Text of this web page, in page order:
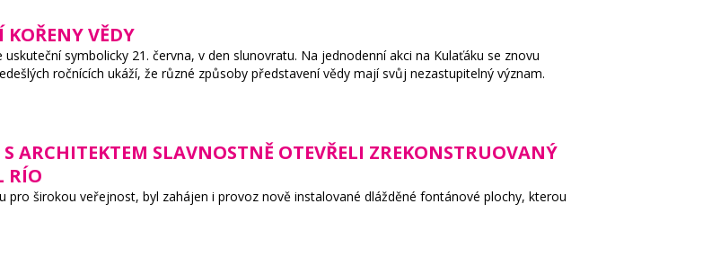
KOŘENY VĚDY
uskuteční symbolicky 21. června, v den slunovratu. Na jednodenní akci na Kulaťáku se znovu
ročnících ukáží, že různé způsoby představení vědy mají svůj nezastupitelný význam.
ARCHITEKTEM SLAVNOSTNĚ OTEVŘELI ZREKONSTRUOVANÝ
RÍO
pro širokou veřejnost, byl zahájen i provoz nově instalované dlážděné fontánové plochy, kterou